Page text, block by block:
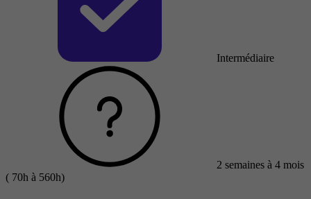
Intermédiaire
2 semaines à 4 mois
( 70h à 560h)